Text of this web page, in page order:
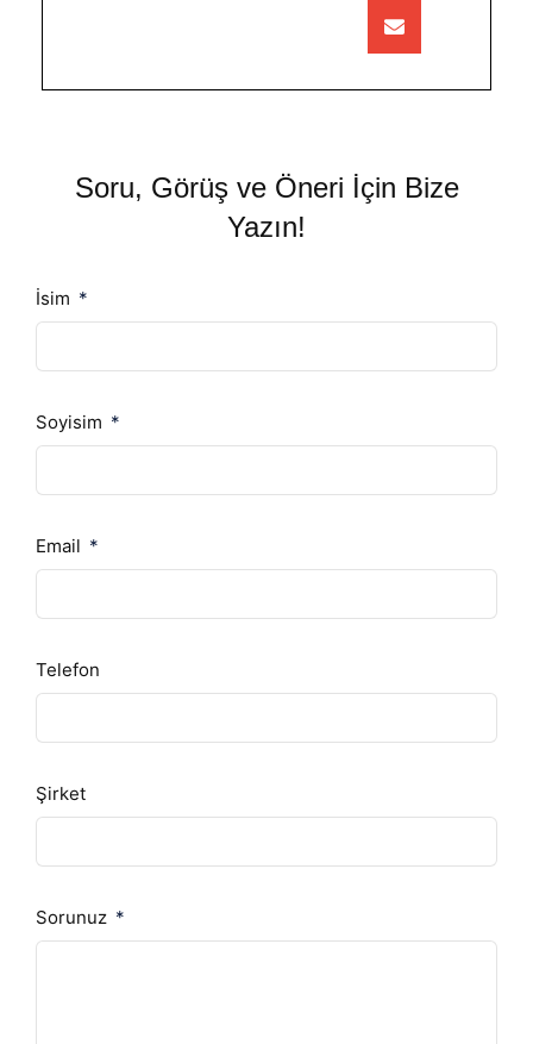
Soru, Görüş ve Öneri İçin Bize
Yazın!
İsim
Soyisim
Email
Telefon
Şirket
Sorunuz